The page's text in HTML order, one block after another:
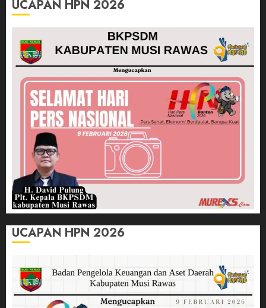
UCAPAN HPN 2026
UCAPAN HPN 2026